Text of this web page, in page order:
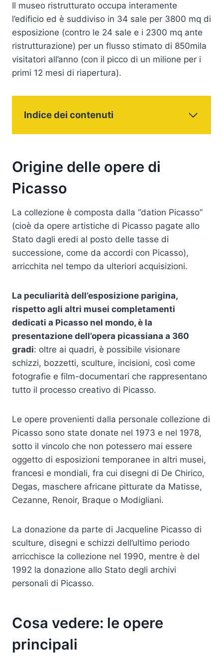
Il museo ristrutturato occupa interamente
l’edificio ed è suddiviso in 34 sale per 3800 mq di
esposizione (contro le 24 sale e i 2300 mq ante
ristrutturazione) per un flusso stimato di 850mila
visitatori all’anno (con il picco di un milione per i
primi 12 mesi di riapertura).
Indice dei contenuti
Origine delle opere di
Picasso
La collezione è composta dalla “dation Picasso”
(cioè da opere artistiche di Picasso pagate allo
Stato dagli eredi al posto delle tasse di
successione, come da accordi con Picasso),
arricchita nel tempo da ulteriori acquisizioni.
La peculiarità dell’esposizione parigina,
rispetto agli altri musei completamenti
dedicati a Picasso nel mondo, è la
presentazione dell’opera picassiana a 360
gradi: oltre ai quadri, è possibile visionare
schizzi, bozzetti, sculture, incisioni, così come
fotografie e film-documentari che rappresentano
tutto il processo creativo di Picasso.
Le opere provenienti dalla personale collezione di
Picasso sono state donate nel 1973 e nel 1978,
sotto il vincolo che non potessero mai essere
oggetto di esposizioni temporanee in altri musei,
francesi e mondiali, fra cui disegni di De Chirico,
Degas, maschere africane pitturate da Matisse,
Cezanne, Renoir, Braque o Modigliani.
La donazione da parte di Jacqueline Picasso di
sculture, disegni e schizzi dell’ultimo periodo
arricchisce la collezione nel 1990, mentre è del
1992 la donazione allo Stato degli archivi
personali di Picasso.
Cosa vedere: le opere
principali